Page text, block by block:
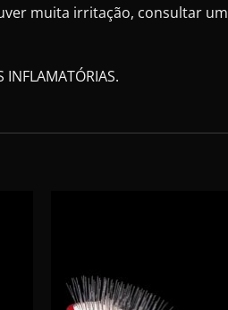
muita irritação, consultar um
INFLAMATÓRIAS.